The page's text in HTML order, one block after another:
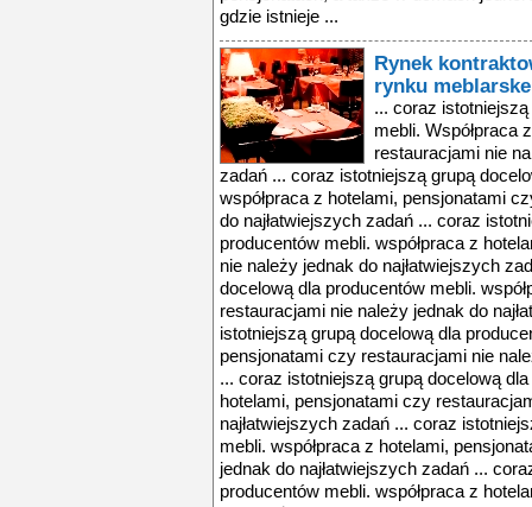
gdzie istnieje ...
Rynek
rynku
... coraz
mebli. Współpraca
restauracjami nie
zadań ... coraz istotniejszą grupą
współpraca z hotelami, pensjonatami
do najłatwiejszych zadań ... coraz
producentów mebli. współpraca z
nie należy jednak do najłatwiejszych
docelową dla producentów mebli.
restauracjami nie należy jednak do
istotniejszą grupą docelową dla
pensjonatami czy restauracjami nie
... coraz istotniejszą grupą docelową
hotelami, pensjonatami czy
najłatwiejszych zadań ... coraz
mebli. współpraca z hotelami,
jednak do najłatwiejszych zadań ...
producentów mebli. współpraca z